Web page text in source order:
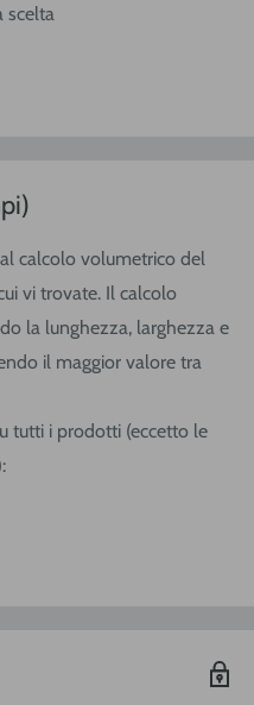
scelta
calcolo volumetrico del
vi trovate. Il calcolo
la lunghezza, larghezza e
il maggior valore tra
tutti i prodotti (eccetto le